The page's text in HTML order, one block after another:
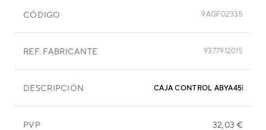
CÓDIGO 9AGF02335
REF. FABRICANTE 9377912015
DESCRIPCIÓN CAJA CONTROL ABYA45L
PVP 32,03 €